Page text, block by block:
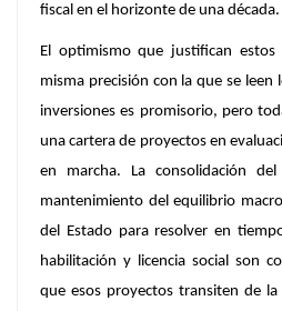
fiscal en el horizonte de una década.
El optimismo que justifican
misma precisión con la que se leen
inversiones es promisorio, pero
una cartera de proyectos en
en marcha. La consolidación
mantenimiento del equilibrio
del Estado para resolver en
habilitación y licencia social son
que esos proyectos transiten de